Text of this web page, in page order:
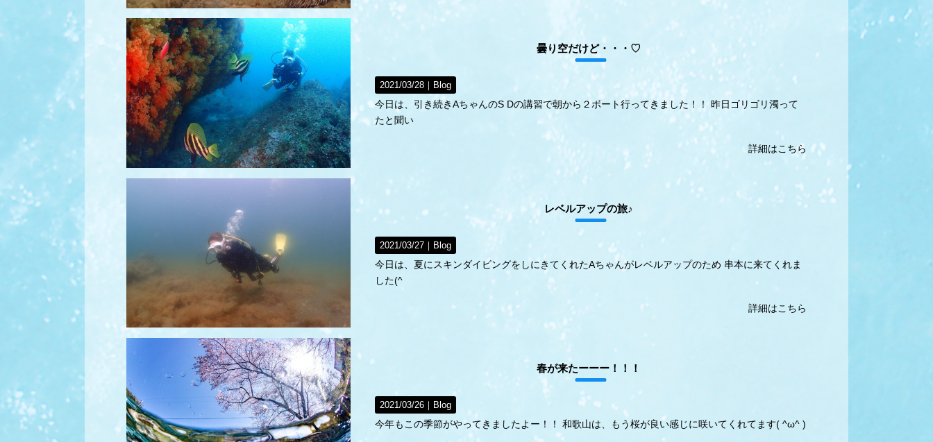
曇り空だけど・・・♡
2021/03/28｜ Blog
今日は、引き続きAちゃんのS Dの講習で朝から２ボート行ってきました！！ 昨日ゴリゴリ濁って
たと聞い
詳細はこちら
レベルアップの旅♪
2021/03/27｜ Blog
今日は、夏にスキンダイビングをしにきてくれたAちゃんがレベルアップのため 串本に来てくれま
した(^
詳細はこちら
春が来たーーー！！！
2021/03/26｜ Blog
今年もこの季節がやってきましたよー！！ 和歌山は、もう桜が良い感じに咲いてくれてます( ^ω^ )